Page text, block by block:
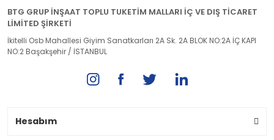
BTG GRUP İNŞAAT TOPLU TUKETİM MALLARI İÇ VE DIŞ TİCARET
LİMİTED ŞİRKETİ
İkitelli Osb Mahallesi Giyim Sanatkarları 2A Sk. 2A BLOK NO:2A İÇ KAPI
NO:2 Başakşehir / İSTANBUL
Hesabım